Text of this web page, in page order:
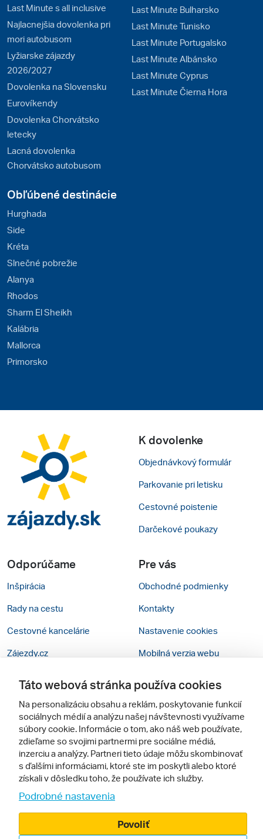
Last Minute s all inclusive
Najlacnejšia dovolenka pri
mori autobusom
Lyžiarske zájazdy
2026/2027
Dovolenka na Slovensku
Eurovíkendy
Dovolenka Chorvátsko
letecky
Lacná dovolenka
Chorvátsko autobusom
Last Minute Bulharsko
Last Minute Tunisko
Last Minute Portugalsko
Last Minute Albánsko
Last Minute Cyprus
Last Minute Čierna Hora
Obľúbené destinácie
Hurghada
Side
Kréta
Slnečné pobrežie
Alanya
Rhodos
Sharm El Sheikh
Kalábria
Mallorca
Primorsko
K dovolenke
Objednávkový formulár
Parkovanie pri letisku
Cestovné poistenie
Darčekové poukazy
Odporúčame
Inšpirácia
Rady na cestu
Cestovné kancelárie
Zájezdy.cz
Pre vás
Obchodné podmienky
Kontakty
Nastavenie cookies
Mobilná verzia webu
Sledujte nás
spol. s r.o.
Táto webová stránka používa cookies
Na personalizáciu obsahu a reklám, poskytovanie funkcií
sociálnych médií a analýzu našej návštevnosti využívame
súbory cookie. Informácie o tom, ako náš web používate,
zdieľame so svojimi partnermi pre sociálne médiá,
inzerciu a analýzy. Partneri tieto údaje môžu skombinovať
s ďalšími informáciami, ktoré ste im poskytli alebo ktoré
získali v dôsledku toho, že používate ich služby.
Podrobné nastavenia
Povoliť